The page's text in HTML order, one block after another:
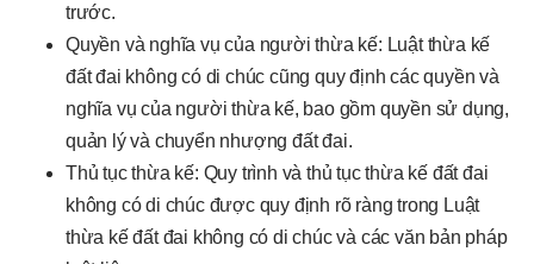
trước.
Quyền và nghĩa vụ của người thừa kế: Luật thừa kế
đất đai không có di chúc cũng quy định các quyền và
nghĩa vụ của người thừa kế, bao gồm quyền sử dụng,
quản lý và chuyển nhượng đất đai.
Thủ tục thừa kế: Quy trình và thủ tục thừa kế đất đai
không có di chúc được quy định rõ ràng trong Luật
thừa kế đất đai không có di chúc và các văn bản pháp